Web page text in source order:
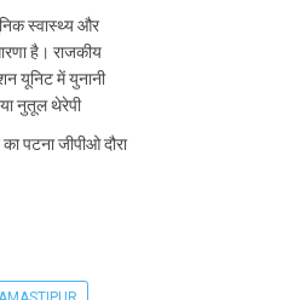
स्वास्थ्य और
है। राजकीय
यूनिट में युनानी
नुतूल थेरेपी
पटना जीपीओ दौरा